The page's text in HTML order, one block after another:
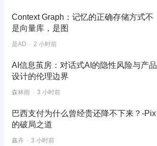
Context Graph：记忆的正确存储方式不
是向量库，是图
是AD 2 小时前
AI信息茧房：对话式AI的隐性风险与产品
设计的伦理边界
森林雨 3 小时前
巴西支付为什么曾经贵还降不下来？-Pix
的破局之道
鑫卉 3 小时前